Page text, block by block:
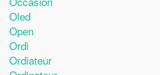
Oled
Open
Ordi
Ordiateur